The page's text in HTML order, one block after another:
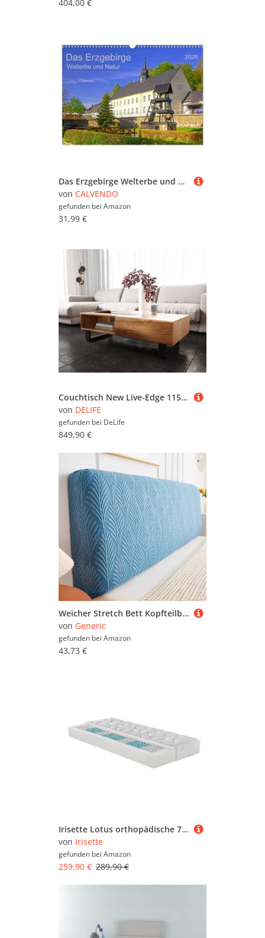
404,00 €
Das Erzgebirge Welterbe und Natur (Wandkalender 2026 DIN A3 quer), CALVENDO Monatskalender: Wirtschaftsregion und "Grüne Lunge" Sachsens (CALVENDO Orte)
von CALVENDO
gefunden bei Amazon
31,99 €
Couchtisch New Live-Edge 115x60 cm Akazie Natur 2 Schubladen 1 Fach Kufe Metall Schwarz
von DELIFE
gefunden bei DeLife
849,90 €
Weicher Stretch Bett Kopfteilbezug, All-Inclusive Gepolsterte Kopfteil Abdeckung, Waschbar Abnehmbar, Universal passend für Gepolsterte Bettköpfe(Blue,180cm)
von Generic
gefunden bei Amazon
43,73 €
Irisette Lotus orthopädische 7-Zonen 500er Tonnentaschenfederkernmatratze, Härtegrad 3 (mittelfest), 160 x 200 cm, Öko-Tex zertifiziert, produziert nach deutschem Qualitätsstandard
von Irisette
gefunden bei Amazon
259,90 € 289,90 €